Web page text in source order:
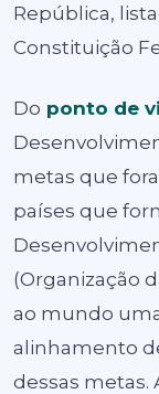
República,
Constituição
Do ponto de
metas que
países que
(Organização
ao mundo
alinhamento
dessas metas.